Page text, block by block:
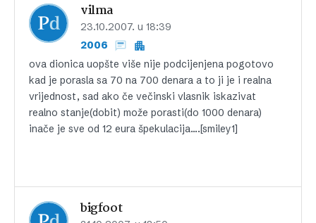
vilma
23.10.2007. u 18:39
2006
ova dionica uopšte više nije podcijenjena pogotovo
kad je porasla sa 70 na 700 denara a to ji je i realna
vrijednost, sad ako če večinski vlasnik iskazivat
realno stanje(dobit) može porasti(do 1000 denara)
inače je sve od 12 eura špekulacija….[smiley1]
bigfoot